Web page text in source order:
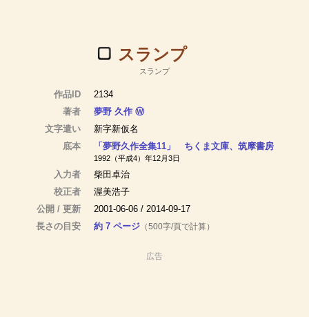
スランプ
スランプ
作品ID
2134
著者
夢野 久作 Ⓦ
文字遣い
新字新仮名
底本
「夢野久作全集11」 ちくま文庫、筑摩書房
1992（平成4）年12月3日
入力者
柴田卓治
校正者
渥美浩子
公開 / 更新
2001-06-06 / 2014-09-17
長さの目安
約 7 ページ（500字/頁で計算）
広告